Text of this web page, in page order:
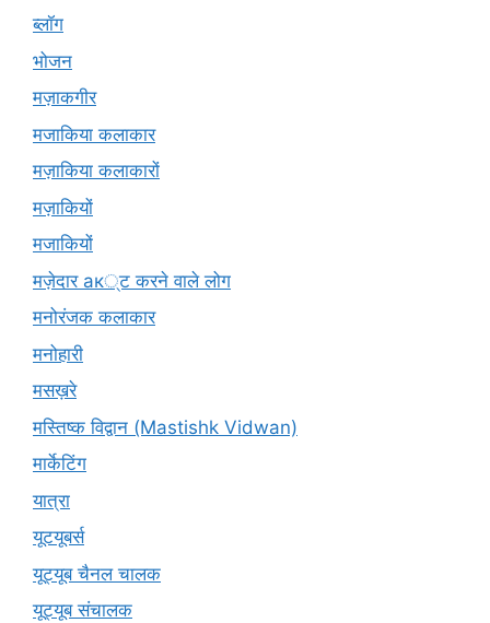
ब्लॉग
भोजन
मज़ाकगीर
मजाकिया कलाकार
मज़ाकिया कलाकारों
मज़ाकियों
मजाकियों
मज़ेदार ак्ट करने वाले लोग
मनोरंजक कलाकार
मनोहारी
मसख़रे
मस्तिष्क विद्वान (Mastishk Vidwan)
मार्केटिंग
यात्रा
यूटयूबर्स
यूट्यूब चैनल चालक
यूट्यूब संचालक